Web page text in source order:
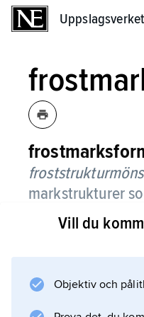
Uppslagsverket
markstrukturer
med kallt klimat
och i jordarter
Några exempel på
Vill du
Objektiv och